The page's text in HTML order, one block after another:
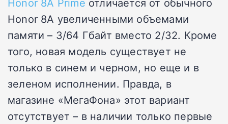
Honor 8A увеличенными объемами
памяти – 3/64 Гбайт вместо 2/32. Кроме
того, новая модель существует не
только в синем и черном, но еще и в
зеленом исполнении. Правда, в
магазине «МегаФона» этот вариант
отсутствует – в наличии только первые